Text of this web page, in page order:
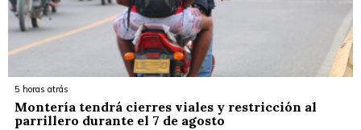
5 horas atrás
Montería tendrá cierres viales y restricción al
parrillero durante el 7 de agosto